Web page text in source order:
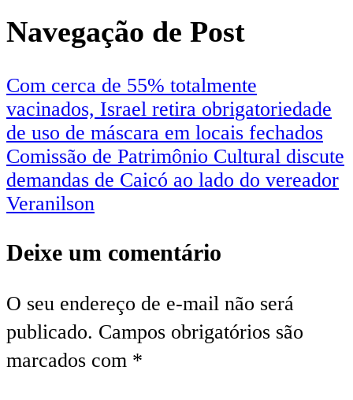
Navegação de Post
Com cerca de 55% totalmente
vacinados, Israel retira obrigatoriedade
de uso de máscara em locais fechados
Comissão de Patrimônio Cultural discute
demandas de Caicó ao lado do vereador
Veranilson
Deixe um comentário
O seu endereço de e-mail não será
publicado. Campos obrigatórios são
marcados com *